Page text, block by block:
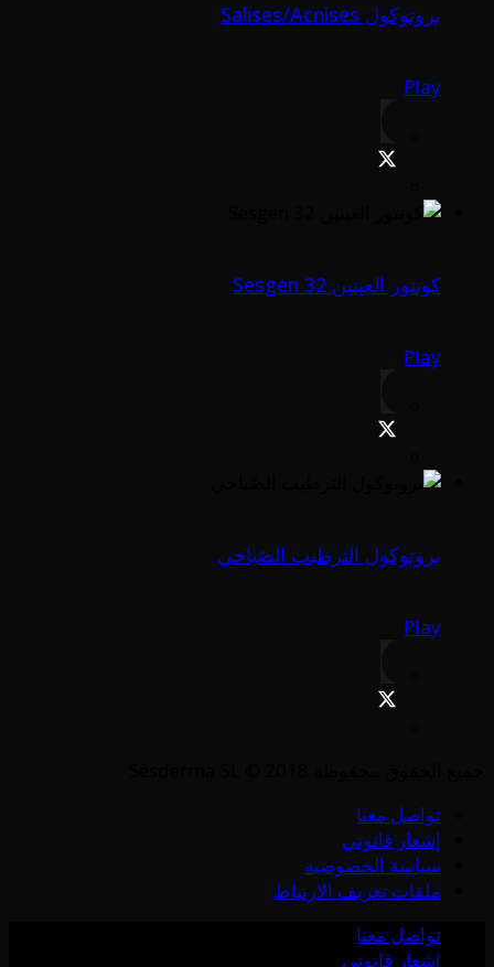
بروتوكول Salises/Acnises
Play
كونتور العينين Sesgen 32
Play
بروتوكول الترطيب الصّباحي
Play
تواصل معنا
إشعار قانوني
سياسة الخصوصية
ملفات تعريف الارتباط
تواصل معنا
إشعار قانوني